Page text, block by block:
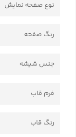
نوع صفحه نمایش
رنگ صفحه
جنس شیشه
فرم قاب
رنگ قاب